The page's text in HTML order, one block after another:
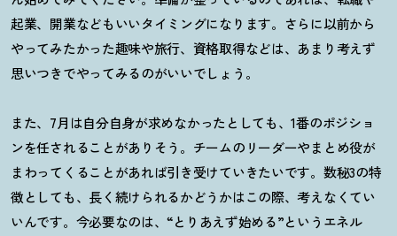
起業、開業などもいいタイミングになります。さらに以前から
やってみたかった趣味や旅行、資格取得などは、あまり考えず
思いつきでやってみるのがいいでしょう。
また、 7月は自分自身が求めなかったとしても、1番のポジショ
ンを任されることがありそう。チームのリーダーやまとめ役が
まわってくることがあれば引き受けていきたいです。数秘3の特
徴としても、長く続けられるかどうかはこの際、考えなくてい
いんです。今必要なのは、“とりあえず始める”というエネル